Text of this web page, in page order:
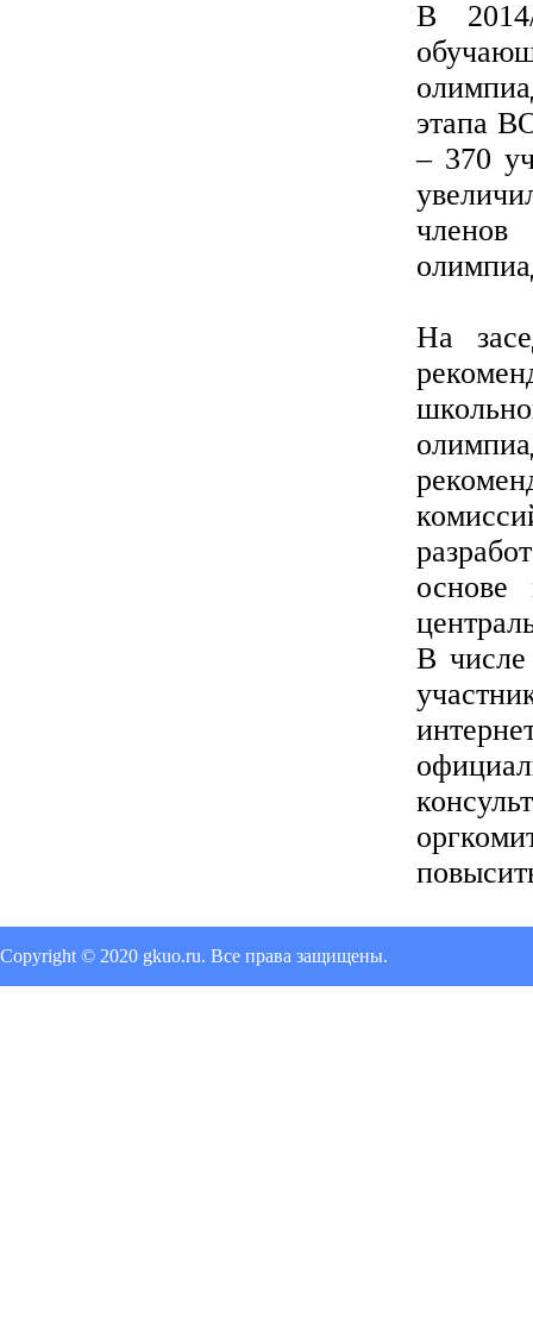
В
этапа
– 370
членов
На
основе
В числе
Copyright © 2020 gkuo.ru. Все права защищены.